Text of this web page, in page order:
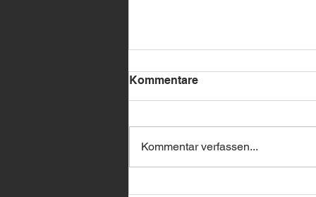
Kommentare
Kommentar verfassen...